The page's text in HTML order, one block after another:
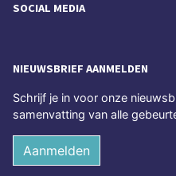
SOCIAL MEDIA
NIEUWSBRIEF AANMELDEN
Schrijf je in voor onze
samenvatting van alle
Aanmelden